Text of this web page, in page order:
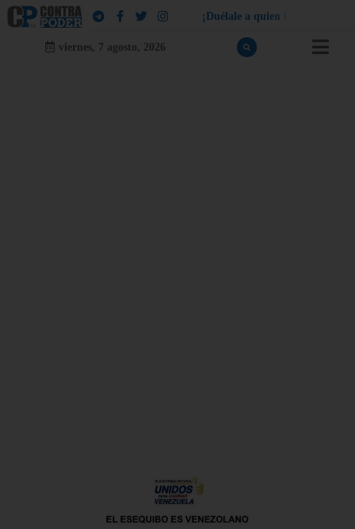
¡ Dué a e a quien
viernes, 7 agosto, 2026